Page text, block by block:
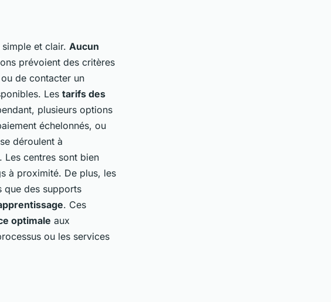
et clair. Aucun
prévoient des critères
de contacter un
Les tarifs des
plusieurs options
échelonnés, ou
déroulent à
Les centres sont bien
à proximité. De plus, les
que des supports
. Ces
optimale aux
ou les services